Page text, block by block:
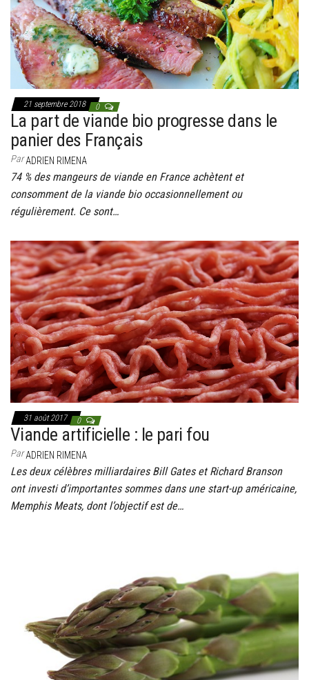
21 septembre 2018 0
La part de viande bio progresse dans le
panier des Français
ParADRIEN RIMENA
74 % des mangeurs de viande en France achètent et
consomment de la viande bio occasionnellement ou
régulièrement. Ce sont…
31 août 2017 0
Viande artificielle : le pari fou
ParADRIEN RIMENA
Les deux célèbres milliardaires Bill Gates et Richard Branson
ont investi d’importantes sommes dans une start-up américaine,
Memphis Meats, dont l’objectif est de…